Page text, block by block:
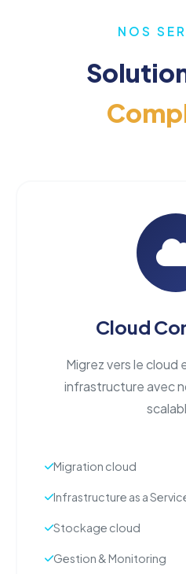
NOS
Cloud
Migrez vers le
infrastructure avec
Migration cloud
Infrastructure as a
Stockage cloud
Gestion & Monitoring